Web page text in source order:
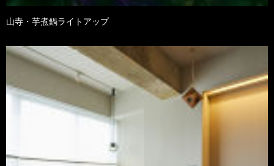
山寺・芋煮鍋ライトアップ